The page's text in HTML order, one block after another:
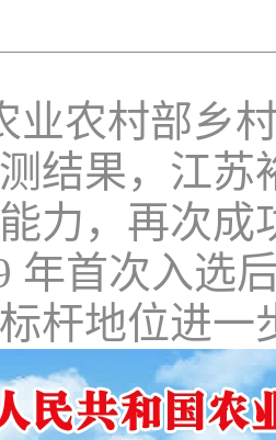
业农村部乡
结果，江苏
力，再次
首次入选
杆地位进一